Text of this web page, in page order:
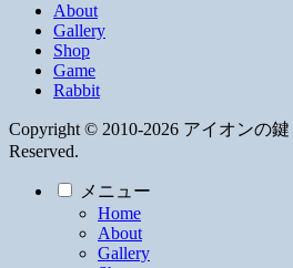
About
Gallery
Shop
Game
Rabbit
Copyright © 2010-2026 アイオンの
Reserved.
メニュー
Home
About
Gallery